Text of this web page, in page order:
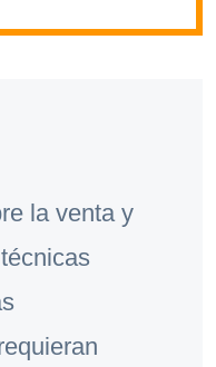
la venta y